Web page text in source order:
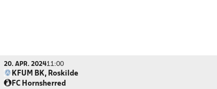
20. APR. 202411:00
KFUM BK, Roskilde
FC Hornsherred